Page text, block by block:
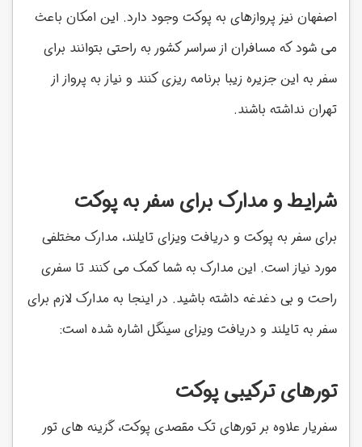
اصفهان نیز پروازهای به پوکت وجود دارد. این امکان باعث
می شود که مسافران از سراسر کشور به راحتی بتوانند برای
سفر به این جزیره زیبا برنامه ریزی کنند و نیاز به پرواز از
تهران نداشته باشند.
شرایط و مدارک برای سفر به پوکت
برای سفر به پوکت و دریافت ویزای تایلند، مدارک مختلفی
مورد نیاز است. این مدارک به شما کمک می کنند تا سفری
راحت و بی دغدغه داشته باشید. در اینجا به مدارک لازم برای
سفر به تایلند و دریافت ویزای سینگل اشاره شده است:
تورهای ترکیبی پوکت
سفریار علاوه بر تورهای تک مقصدی پوکت، گزینه های تور